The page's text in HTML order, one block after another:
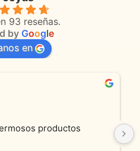
93 reseñas.
by Google
en
tanto